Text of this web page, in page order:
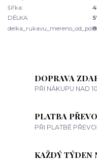
šířka:
DÉLKA:
DOPRAVA
PŘI NÁKUPU NAD
PLATBA
PŘI PLATBĚ
KAŽDÝ TÝDEN